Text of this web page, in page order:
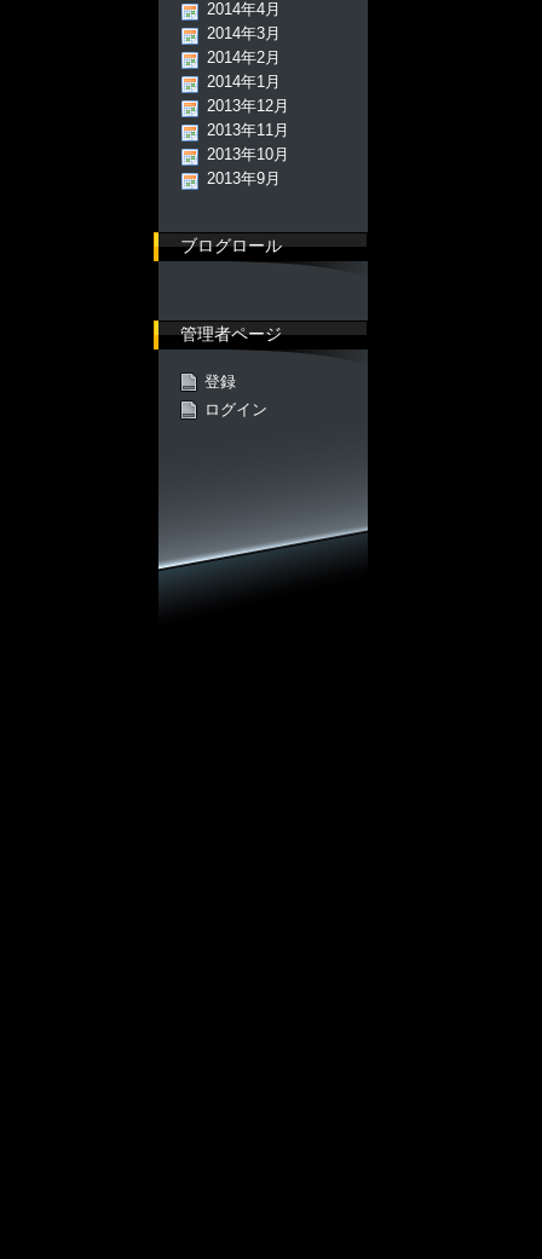
2014年4月
2014年3月
2014年2月
2014年1月
2013年12月
2013年11月
2013年10月
2013年9月
ブログロール
管理者ページ
登録
ログイン